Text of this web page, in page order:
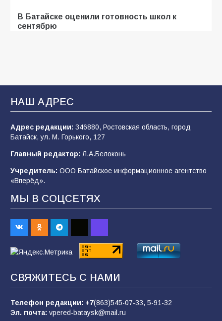
В Батайске оценили готовность школ к
сентябрю
образовательного кластера
106 05.08.2026
«Мобилизация или набор?» Что на самом
2026 года
101 03.08.2026
В Батайске продолжаются дорожные работы
98 04.08.2026
пропагандистский вброс
НАШ АДРЕС
Адрес редакции: 346880, Ростовская область, город
Батайск, ул. М. Горького, 127
Главный редактор: Л.А.Белоконь
Учредитель: ООО Батайское информационное агентство
«Вперёд».
МЫ В СОЦСЕТЯХ
СВЯЖИТЕСЬ С НАМИ
Телефон редакции: +7(863)545-07-33, 5-91-32
Эл. почта: vpered-bataysk@mail.ru